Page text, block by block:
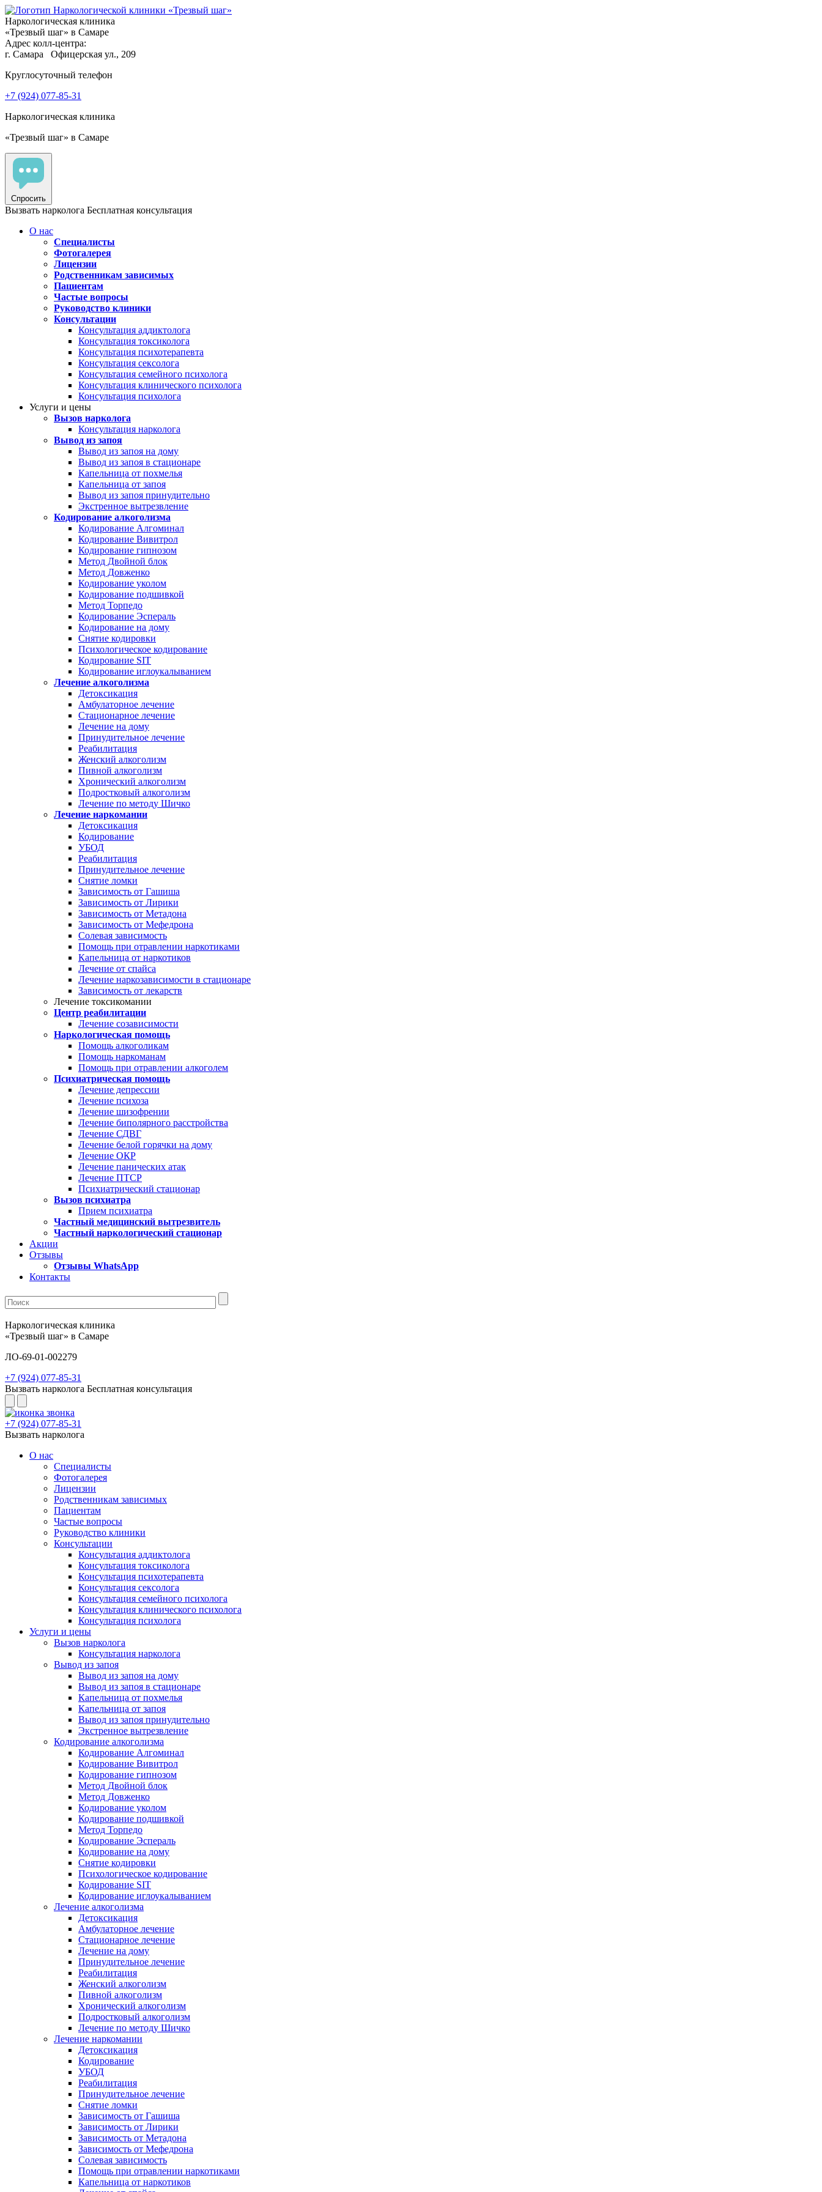
Наркологическая клиника
«Трезвый шаг» в Самаре
Адрес колл-центра:
г. Самара
Офицерская ул., 209
Круглосуточный телефон
+7 (924) 077-85-31
Наркологическая клиника
«Трезвый шаг» в Самаре
Спросить
Вызвать нарколога Бесплатная консультация
О нас
Специалисты
Фотогалерея
Лицензии
Родственникам зависимых
Пациентам
Частые вопросы
Руководство клиники
Консультации
Консультация аддиктолога
Консультация токсиколога
Консультация психотерапевта
Консультация сексолога
Консультация семейного психолога
Консультация клинического психолога
Консультация психолога
Услуги и цены
Вызов нарколога
Консультация нарколога
Вывод из запоя
Вывод из запоя на дому
Вывод из запоя в стационаре
Капельница от похмелья
Капельница от запоя
Вывод из запоя принудительно
Экстренное вытрезвление
Кодирование алкоголизма
Кодирование Алгоминал
Кодирование Вивитрол
Кодирование гипнозом
Метод Двойной блок
Метод Довженко
Кодирование уколом
Кодирование подшивкой
Метод Торпедо
Кодирование Эспераль
Кодирование на дому
Снятие кодировки
Психологическое кодирование
Кодирование SIT
Кодирование иглоукалыванием
Лечение алкоголизма
Детоксикация
Амбулаторное лечение
Стационарное лечение
Лечение на дому
Принудительное лечение
Реабилитация
Женский алкоголизм
Пивной алкоголизм
Хронический алкоголизм
Подростковый алкоголизм
Лечение по методу Шичко
Лечение наркомании
Детоксикация
Кодирование
УБОД
Реабилитация
Принудительное лечение
Снятие ломки
Зависимость от Гашиша
Зависимость от Лирики
Зависимость от Метадона
Зависимость от Мефедрона
Солевая зависимость
Помощь при отравлении наркотиками
Капельница от наркотиков
Лечение от спайса
Лечение наркозависимости в стационаре
Зависимость от лекарств
Лечение токсикомании
Центр реабилитации
Лечение созависимости
Наркологическая помощь
Помощь алкоголикам
Помощь наркоманам
Помощь при отравлении алкоголем
Психиатрическая помощь
Лечение депрессии
Лечение психоза
Лечение шизофрении
Лечение биполярного расстройства
Лечение СДВГ
Лечение белой горячки на дому
Лечение ОКР
Лечение панических атак
Лечение ПТСР
Психиатрический стационар
Вызов психиатра
Прием психиатра
Частный медицинский вытрезвитель
Частный наркологический стационар
Акции
Отзывы
Отзывы WhatsApp
Контакты
Наркологическая клиника
«Трезвый шаг» в Самаре
ЛО-69-01-002279
+7 (924) 077-85-31
Вызвать нарколога Бесплатная консультация
+7 (924) 077-85-31
Вызвать нарколога
О нас
Специалисты
Фотогалерея
Лицензии
Родственникам зависимых
Пациентам
Частые вопросы
Руководство клиники
Консультации
Консультация аддиктолога
Консультация токсиколога
Консультация психотерапевта
Консультация сексолога
Консультация семейного психолога
Консультация клинического психолога
Консультация психолога
Услуги и цены
Вызов нарколога
Консультация нарколога
Вывод из запоя
Вывод из запоя на дому
Вывод из запоя в стационаре
Капельница от похмелья
Капельница от запоя
Вывод из запоя принудительно
Экстренное вытрезвление
Кодирование алкоголизма
Кодирование Алгоминал
Кодирование Вивитрол
Кодирование гипнозом
Метод Двойной блок
Метод Довженко
Кодирование уколом
Кодирование подшивкой
Метод Торпедо
Кодирование Эспераль
Кодирование на дому
Снятие кодировки
Психологическое кодирование
Кодирование SIT
Кодирование иглоукалыванием
Лечение алкоголизма
Детоксикация
Амбулаторное лечение
Стационарное лечение
Лечение на дому
Принудительное лечение
Реабилитация
Женский алкоголизм
Пивной алкоголизм
Хронический алкоголизм
Подростковый алкоголизм
Лечение по методу Шичко
Лечение наркомании
Детоксикация
Кодирование
УБОД
Реабилитация
Принудительное лечение
Снятие ломки
Зависимость от Гашиша
Зависимость от Лирики
Зависимость от Метадона
Зависимость от Мефедрона
Солевая зависимость
Помощь при отравлении наркотиками
Капельница от наркотиков